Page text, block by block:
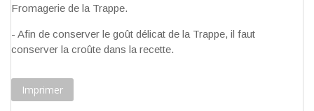
Fromagerie de la Trappe.
- Afin de conserver le goût délicat de la Trappe, il faut
conserver la croûte dans la recette.
Imprimer